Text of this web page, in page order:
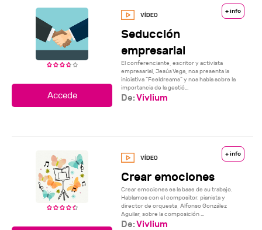
+ info
Seducción
empresarial
El conferenciante, escritor y activista
empresarial, Jesús Vega, nos presenta la
iniciativa “Feeldreams” y nos habla sobre la
importancia de la gestió...
De:Vivlium
+ info
Crear emociones
Crear emociones es la base de su trabajo.
Hablamos con el compositor, pianista y
director de orquesta, Alfonso González
Aguilar, sobre la composición ...
De:Vivlium